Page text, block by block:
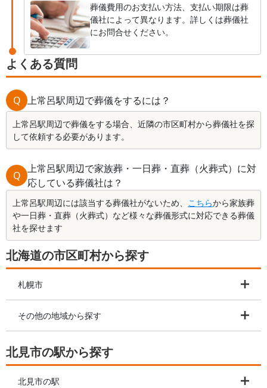
葬儀費用のお支払い方法、支払い期限は葬
儀社によって異なります。詳しくは葬儀社
にお問合せください。
よくある質問
Q 上常呂駅周辺で葬儀をするには？
上常呂駅周辺で葬儀をする場合、近隣の市区町村から葬儀社を探
して依頼する必要があります。
Q
上常呂駅周辺で家族葬・一日葬・直葬（火葬式）に対
応している葬儀社は？
上常呂駅周辺には該当する葬儀社がないため、 こちらから家族葬
や一日葬・直葬（火葬式）など様々な葬儀形式に対応できる葬儀
社を探せます
北海道の市区町村から探す
札幌市
その他の地域から探す
北見市の駅から探す
北見市の駅